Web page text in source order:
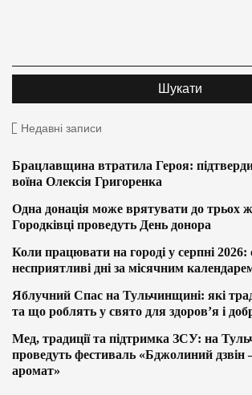
Недавні записи
Брацлавщина втратила Героя:
воїна Олексія Григоренка
Одна донація може врятувати до трьох
Городківці проведуть День донора
Коли працювати на городі у серпні 2026:
несприятливі дні за місячним
Яблучний Спас на Тульчинщині: які
та що роблять у свято для здоров’я і
Мед, традиції та підтримка ЗСУ: на
проведуть фестиваль «Бджолиний дзвін
аромат»